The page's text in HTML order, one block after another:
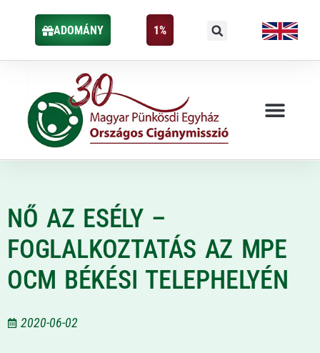
ADOMÁNY 1%
NŐ AZ ESÉLY –
FOGLALKOZTATÁS AZ MPE
OCM BÉKÉSI TELEPHELYÉN
2020-06-02